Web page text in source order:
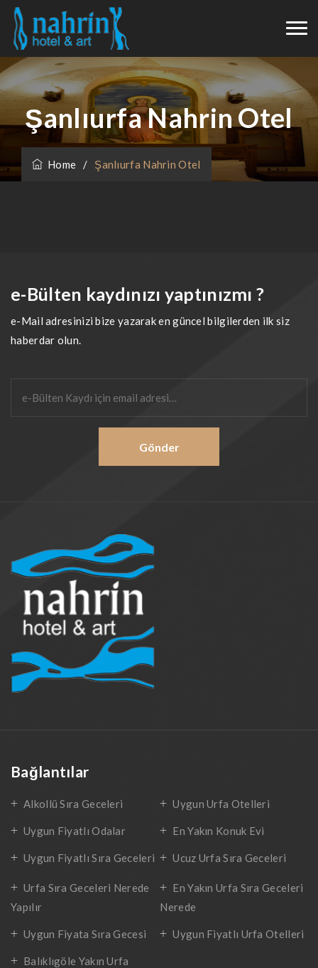
Şanlıurfa Nahrin Otel
Home / Şanlıurfa Nahrin Otel
e-Bülten kaydınızı yaptınızmı ?
e-Mail adresinizi bize yazarak en güncel bilgilerden ilk siz
haberdar olun.
Gönder
Bağlantılar
Alkollü Sıra Geceleri Uygun Urfa Otelleri
Uygun Fiyatlı Odalar En Yakın Konuk Evi
Uygun Fiyatlı Sıra Geceleri Ucuz Urfa Sıra Geceleri
Urfa Sıra Geceleri Nerede
Yapılır
En Yakın Urfa Sıra Geceleri
Nerede
Uygun Fiyata Sıra Gecesi Uygun Fiyatlı Urfa Otelleri
Balıklıgöle Yakın Urfa